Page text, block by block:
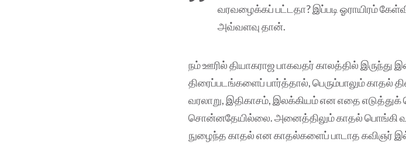
வரவழைக்கப் பட்டதா? இப்படி ஓராயிரம்
அவ்வளவு தான்.
நம் ஊரில் தியாகராஜ பாகவதர் காலத்தில் இருந்து
திரைப்படங்களைப் பார்த்தால், பெரும்பாலும் காதல்
வரலாறு, இதிகாசம், இலக்கியம் என எதை
சொன்னதேயில்லை. அனைத்திலும் காதல் பொங்கி
நுழைந்த காதல் என காதல்களைப் பாடாத கவிஞர்